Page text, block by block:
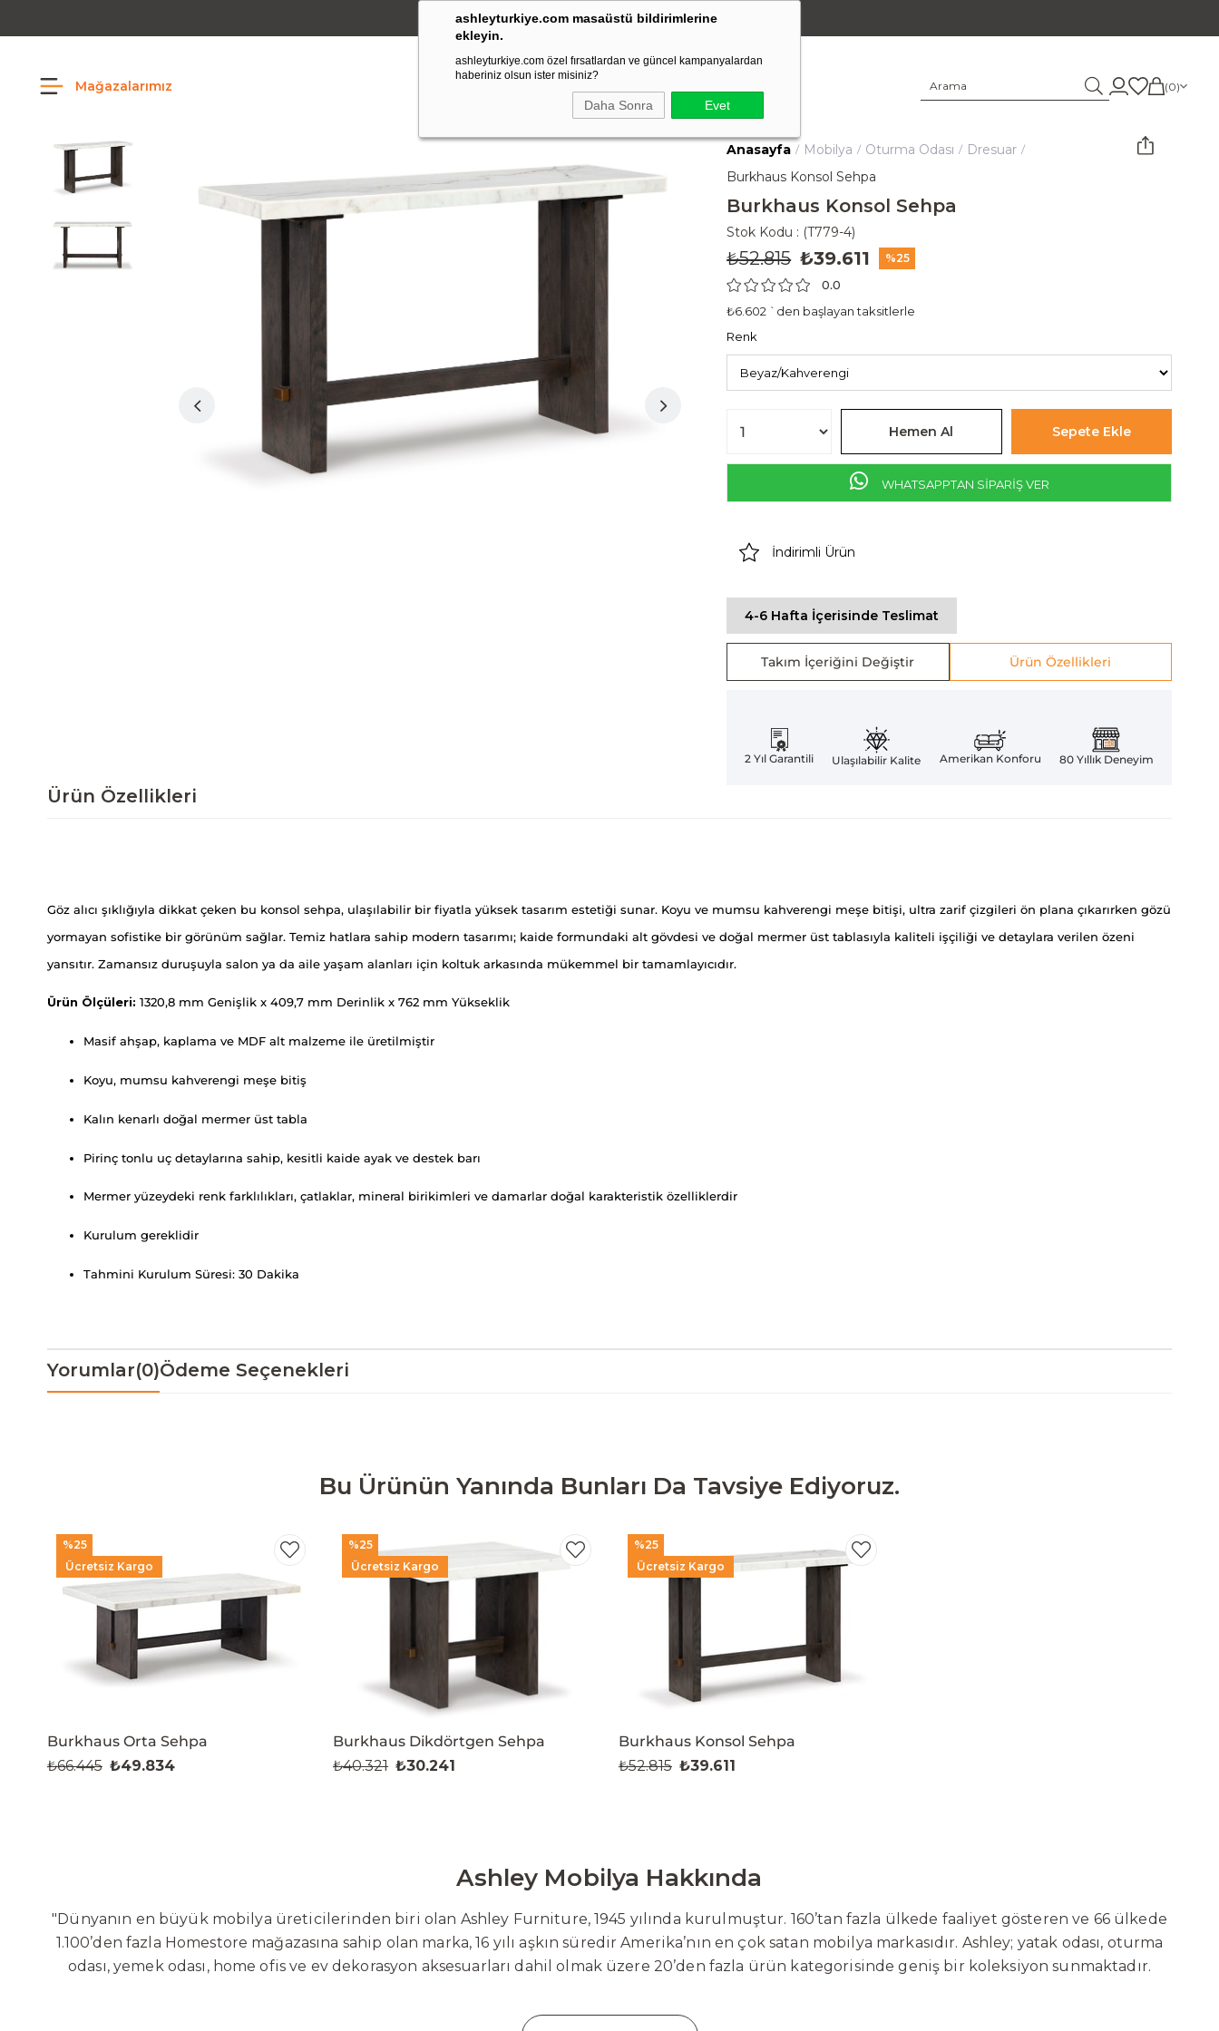
ashleyturkiye.com masaüstü bildirimlerine
ekleyin.
ashleyturkiye.com özel fırsatlardan ve güncel kampanyalardan
haberiniz olsun ister misiniz?
Daha Sonra Evet
Amerikan Stili Ergonomik Tasarım
Mağazalarımız 0
Anasayfa Mobilya Oturma Odası
Dresuar
Burkhaus Konsol Sehpa
Burkhaus Konsol Sehpa
Stok Kodu (T779-4)
₺52.815 ₺39.611 25
0.0
₺6.602 `den başlayan taksitlerle
Renk
WHATSAPPTAN SİPARİŞ VER
İndirimli Ürün
4-6 Hafta İçerisinde Teslimat
Takım İçeriğini Değiştir Ürün Özellikleri
2 Yıl Garantili Ulaşılabilir Kalite Amerikan Konforu 80 Yıllık Deneyim
Ürün Özellikleri
Göz alıcı şıklığıyla dikkat çeken bu konsol sehpa, ulaşılabilir bir fiyatla yüksek tasarım estetiği sunar. Koyu ve mumsu kahverengi meşe bitişi, ultra zarif çizgileri ön plana çıkarırken gözü
yormayan sofistike bir görünüm sağlar. Temiz hatlara sahip modern tasarımı; kaide formundaki alt gövdesi ve doğal mermer üst tablasıyla kaliteli işçiliği ve detaylara verilen özeni
yansıtır. Zamansız duruşuyla salon ya da aile yaşam alanları için koltuk arkasında mükemmel bir tamamlayıcıdır.
Ürün Ölçüleri: 1320,8 mm Genişlik x 409,7 mm Derinlik x 762 mm Yükseklik
Masif ahşap, kaplama ve MDF alt malzeme ile üretilmiştir
Koyu, mumsu kahverengi meşe bitiş
Kalın kenarlı doğal mermer üst tabla
Pirinç tonlu uç detaylarına sahip, kesitli kaide ayak ve destek barı
Mermer yüzeydeki renk farklılıkları, çatlaklar, mineral birikimleri ve damarlar doğal karakteristik özelliklerdir
Kurulum gereklidir
Tahmini Kurulum Süresi: 30 Dakika
Yorumlar(0)Ödeme Seçenekleri
Bu Ürünün Yanında Bunları Da Tavsiye Ediyoruz.
Burkhaus Orta Sehpa
₺49.834
₺66.445
Ücretsiz Kargo
%25
Burkhaus Dikdörtgen Sehpa
₺30.241
₺40.321
Ücretsiz Kargo
%25
Burkhaus Konsol Sehpa
₺39.611
₺52.815
Ücretsiz Kargo
%25
Ashley Mobilya Hakkında
"Dünyanın en büyük mobilya üreticilerinden biri olan Ashley Furniture, 1945 yılında kurulmuştur. 160’tan fazla ülkede faaliyet gösteren ve 66 ülkede
1.100’den fazla Homestore mağazasına sahip olan marka, 16 yılı aşkın süredir Amerika’nın en çok satan mobilya markasıdır. Ashley; yatak odası, oturma
odası, yemek odası, home ofis ve ev dekorasyon aksesuarları dahil olmak üzere 20’den fazla ürün kategorisinde geniş bir koleksiyon sunmaktadır.
global altyapısı sayesinde dünya çapında önemli bir pazar payına ulaşmıştır. Marka; sadece mevcut başarılarına değil, aynı zamanda gelecekte